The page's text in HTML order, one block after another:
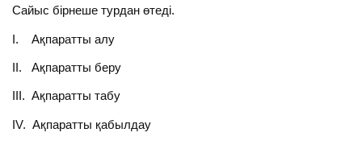
Сайыс бірнеше турдан өтеді.
І. Ақпаратты алу
ІІ. Ақпаратты беру
ІІІ. Ақпаратты табу
ІV. Ақпаратты қабылдау